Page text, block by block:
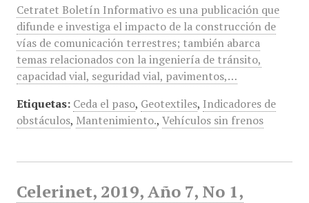
Cetratet Boletín Informativo es una publicación que
difunde e investiga el impacto de la construcción de
vías de comunicación terrestres; también abarca
temas relacionados con la ingeniería de tránsito,
capacidad vial, seguridad vial, pavimentos,…
Etiquetas: Ceda el paso, Geotextiles, Indicadores de
obstáculos, Mantenimiento., Vehículos sin frenos
Celerinet, 2019, Año 7, No 1,